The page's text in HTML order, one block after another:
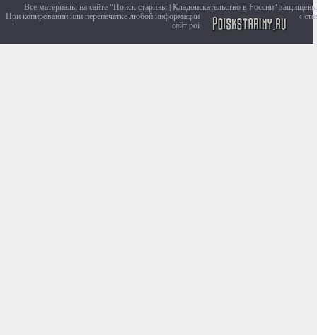
Все материалы на сайте "Поиск старины | Кладоискательство в России"
При копировании или перепечатке любой информации с сайта, убедительно просим
сайт poiskstariny.ru